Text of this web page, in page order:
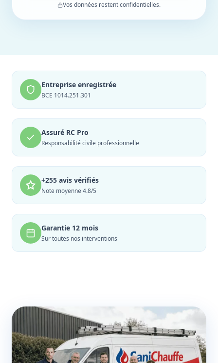
Vos données restent confidentielles.
Entreprise enregistrée
BCE 1014.251.301
Assuré RC Pro
Responsabilité civile professionnelle
+255 avis vérifiés
Note moyenne 4.8/5
Garantie 12 mois
Sur toutes nos interventions